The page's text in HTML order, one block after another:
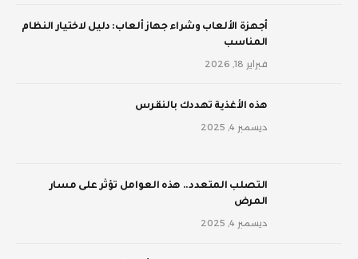
أجهزة الألعاب وشراء جهاز ألعاب: دليل لاختيار النظام
المناسب
فبراير 18, 2026
‫هذه الأغذية تهددك بالنقرس
ديسمبر 4, 2025
‫التصلب المتعدد.. هذه العوامل تؤثر على مسار
المرض
ديسمبر 4, 2025